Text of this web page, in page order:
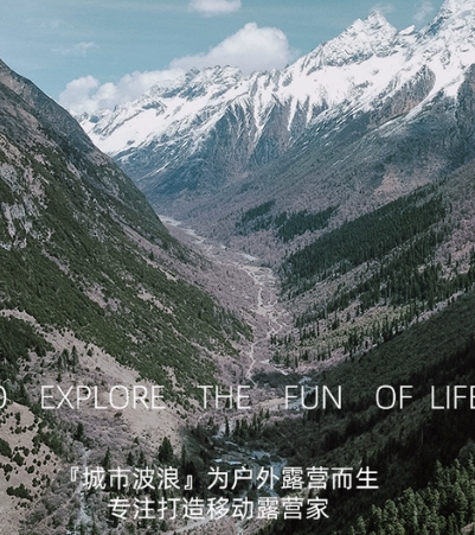
281,000
bộ bàn ghế học sinh
gấp gọn Bàn ghế
xếp ngoài trời cắm
trại dã ngoại cắm
trại thiết bị cung cấp
xe di động du lịch tự
lái gỗ nguyên khối
bàn cuộn trứng bộ
bàn ghế gấp gọn
ghế xếp gọn thông
minh
1,766,000
ghế sofa gấp gọn
Bàn gấp ngoài trời
gấp gọn bàn cắm
trại di động Bộ bàn
ghế dã ngoại cung
cấp thiết bị bàn
trứng cuộn hợp kim
nhôm ghế gấp gọn
bàn ghế gấp gọn
374,000
Ghế gấp ngoài trời,
ghế mặt trăng siêu